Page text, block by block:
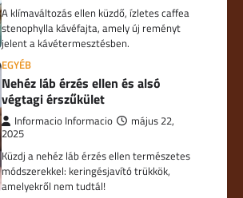
A klímaváltozás ellen küzdő, ízletes caffea
stenophylla kávéfajta, amely új reményt
jelent a kávétermesztésben.
EGYÉB
Nehéz láb érzés ellen és alsó
végtagi érszűkület
Informacio Informacio
május 22,
2025
Küzdj a nehéz láb érzés ellen természetes
módszerekkel: keringésjavító trükkök,
amelyekről nem tudtál!